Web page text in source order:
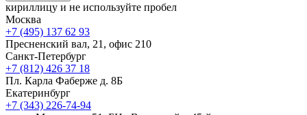
кириллицу и не используйте пробел
Москва
+7 (495) 137 62 93
Пресненский вал, 21, офис 210
Санкт-Петербург
+7 (812) 426 37 18
Пл. Карла Фаберже д. 8Б
Екатеринбург
+7 (343) 226-74-94